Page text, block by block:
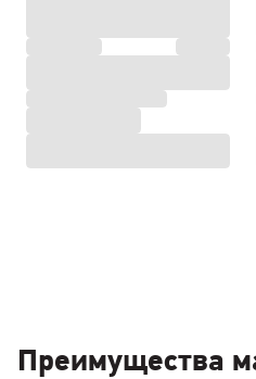
Преимущества